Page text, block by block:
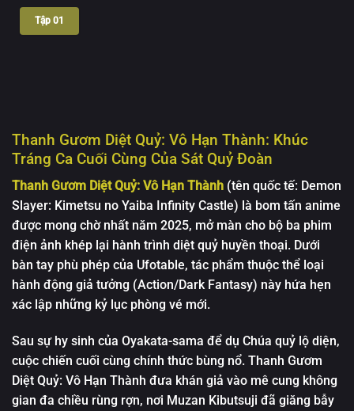
Tập 01
Thanh Gươm Diệt Quỷ: Vô Hạn Thành: Khúc
Tráng Ca Cuối Cùng Của Sát Quỷ Đoàn
Thanh Gươm Diệt Quỷ: Vô Hạn Thành (tên quốc tế: Demon
Slayer: Kimetsu no Yaiba Infinity Castle) là bom tấn anime
được mong chờ nhất năm 2025, mở màn cho bộ ba phim
điện ảnh khép lại hành trình diệt quỷ huyền thoại. Dưới
bàn tay phù phép của Ufotable, tác phẩm thuộc thể loại
hành động giả tưởng (Action/Dark Fantasy) này hứa hẹn
xác lập những kỷ lục phòng vé mới.
Sau sự hy sinh của Oyakata-sama để dụ Chúa quỷ lộ diện,
cuộc chiến cuối cùng chính thức bùng nổ. Thanh Gươm
Diệt Quỷ: Vô Hạn Thành đưa khán giả vào mê cung không
gian đa chiều rùng rợn, nơi Muzan Kibutsuji đã giăng bẫy